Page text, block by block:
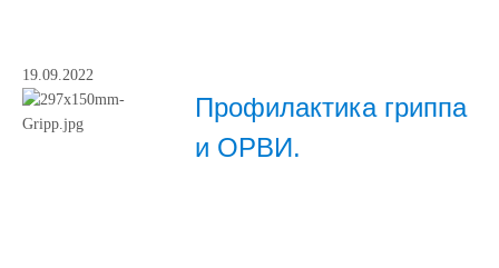
19.09.2022
Профилактика гриппа
и ОРВИ.